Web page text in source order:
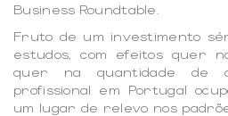
Business Roundtable.
Fruto de um investimento
estudos, com efeitos quer
quer na quantidade de
profissional em Portugal
um lugar de relevo nos